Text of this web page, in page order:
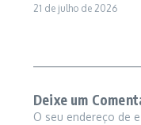
21 de julho de 2026
Deixe um
O seu endereço de